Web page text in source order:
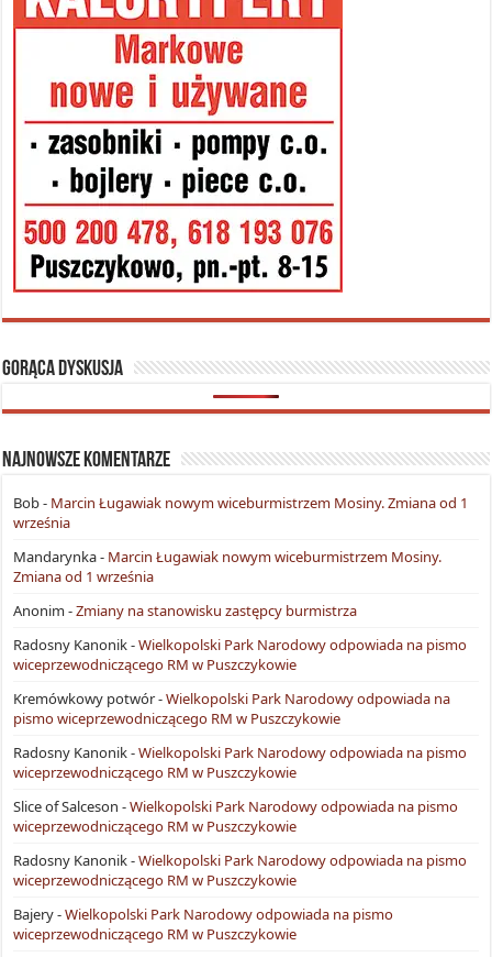
Gorąca dyskusja
Najnowsze komentarze
Bob- Marcin Ługawiak nowym wiceburmistrzem Mosiny. Zmiana od 1
września
Mandarynka- Marcin Ługawiak nowym wiceburmistrzem Mosiny.
Zmiana od 1 września
Anonim -Zmiany na stanowisku zastępcy burmistrza
Radosny Kanonik-Wielkopolski Park Narodowy odpowiada na pismo
wiceprzewodniczącego RM w Puszczykowie
Kremówkowy potwór-Wielkopolski Park Narodowy odpowiada na
pismo wiceprzewodniczącego RM w Puszczykowie
Radosny Kanonik-Wielkopolski Park Narodowy odpowiada na pismo
wiceprzewodniczącego RM w Puszczykowie
Slice of Salceson -Wielkopolski Park Narodowy odpowiada na pismo
wiceprzewodniczącego RM w Puszczykowie
Radosny Kanonik-Wielkopolski Park Narodowy odpowiada na pismo
wiceprzewodniczącego RM w Puszczykowie
Bajery-Wielkopolski Park Narodowy odpowiada na pismo
wiceprzewodniczącego RM w Puszczykowie